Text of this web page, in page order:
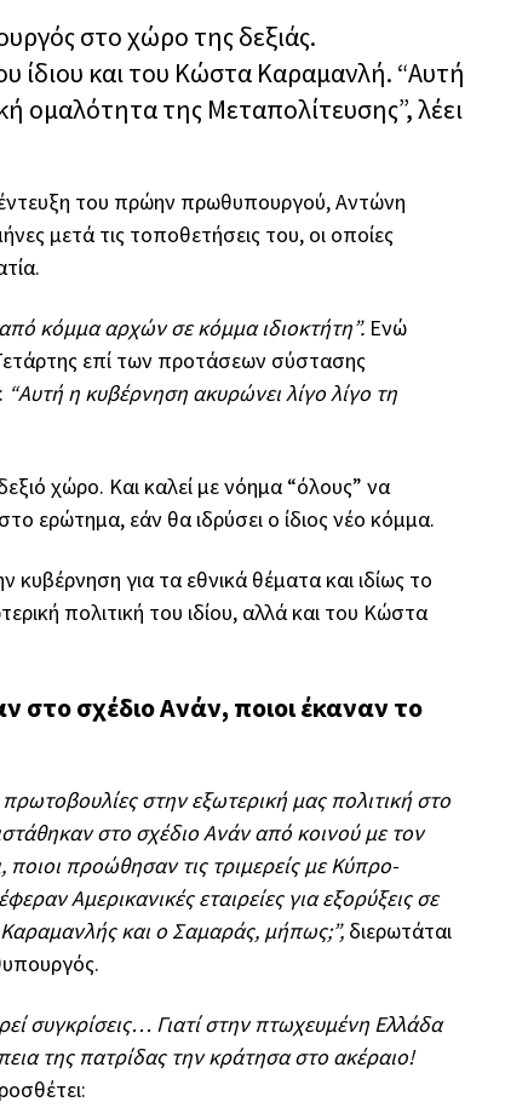
στο χώρο της δεξιάς.
ίδιου και του Κώστα Καραμανλή. “Αυτή
ομαλότητα της Μεταπολίτευσης”, λέει
του πρώην πρωθυπουργού, Αντώνη
μετά τις τοποθετήσεις του, οι οποίες
κόμμα αρχών σε κόμμα ιδιοκτήτη”. Ενώ
επί των προτάσεων σύστασης
“Αυτή η κυβέρνηση ακυρώνει λίγο λίγο τη
χώρο. Και καλεί με νόημα “όλους” να
ερώτημα, εάν θα ιδρύσει ο ίδιος νέο κόμμα.
κυβέρνηση για τα εθνικά θέματα και ιδίως το
πολιτική του ιδίου, αλλά και του Κώστα
στο σχέδιο Ανάν, ποιοι έκαναν το
πρωτοβουλίες στην εξωτερική μας πολιτική στο
στο σχέδιο Ανάν από κοινού με τον
προώθησαν τις τριμερείς με Κύπρο-
Αμερικανικές εταιρείες για εξορύξεις σε
και ο Σαμαράς, μήπως;”, διερωτάται
συγκρίσεις… Γιατί στην πτωχευμένη Ελλάδα
της πατρίδας την κράτησα στο ακέραιο!